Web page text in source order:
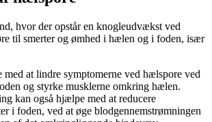
hvor der opstår en knogleudvækst ved
til smerter og ømhed i hælen og i foden, især
at lindre symptomerne ved hælspore ved
og styrke musklerne omkring hælen.
kan også hjælpe med at reducere
i foden, ved at øge blodgennemstrømningen